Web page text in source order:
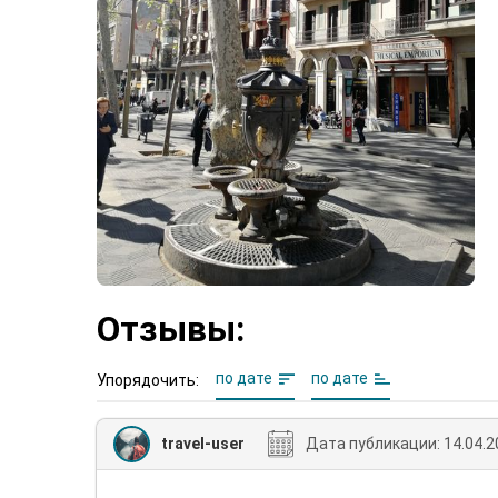
Отзывы:
Упорядочить: по дате по дате
travel-user Дата публикации: